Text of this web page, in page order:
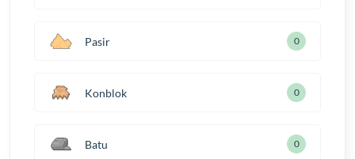
Pasir 0
Konblok 0
Batu 0